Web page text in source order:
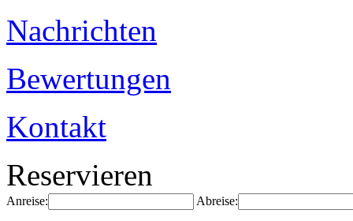
Nachrichten
Bewertungen
Kontakt
Reservieren
Anreise: Abreise: